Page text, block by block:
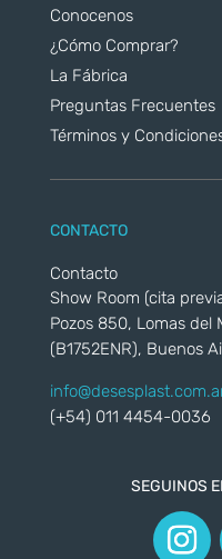
Conocenos
¿Cómo Comprar?
La Fábrica
Preguntas Frecuentes
Términos y
CONTACTO
Contacto
Show Room (cita
Pozos 850, Lomas del
(B1752ENR), Buenos
(+54) 011 4454-0036
SEGUINOS